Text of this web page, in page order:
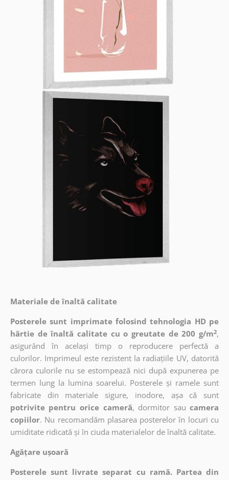
Materiale de înaltă calitate
Posterele sunt imprimate folosind tehnologia HD pe
hârtie de înaltă calitate cu o greutate de 200 g/m2,
asigurând în același timp o reproducere perfectă a
culorilor. Imprimeul este rezistent la radiațiile UV, datorită
cărora culorile nu se estompează nici după expunerea pe
termen lung la lumina soarelui. Posterele și ramele sunt
fabricate din materiale sigure, inodore, așa că sunt
potrivite pentru orice cameră, dormitor sau camera
copiilor. Nu recomandăm plasarea posterelor în locuri cu
umiditate ridicată și în ciuda materialelor de înaltă calitate.
Agățare ușoară
Posterele sunt livrate separat cu ramă. Partea din